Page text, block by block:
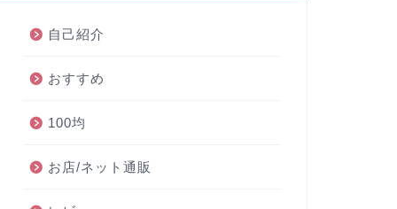
自己紹介
おすすめ
100均
お店/ネット通販